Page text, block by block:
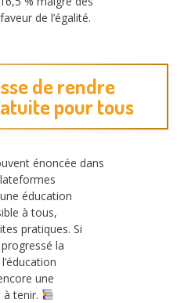
de l’égalité.
de rendre
pour tous
énoncée dans
éducation
à tous,
pratiques. Si
la
une
tenir.